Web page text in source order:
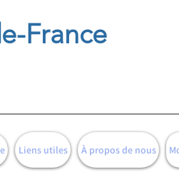
France
Liens utiles À propos de nous